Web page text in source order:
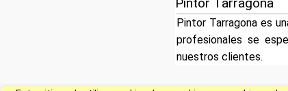
Pintor Tarragona
Pintor Tarragona es
profesionales se
nuestros clientes.